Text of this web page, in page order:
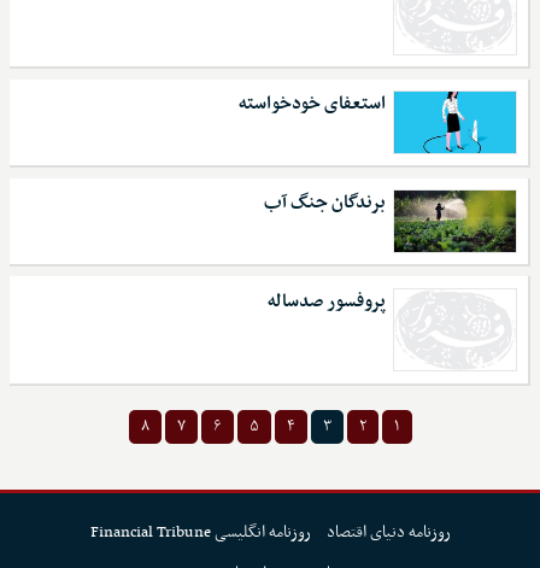
استعفای خودخواسته
برندگان جنگ آب
پروفسور صدساله
۱ ۲ ۳ ۴ ۵ ۶ ۷ ۸
روزنامه دنیای اقتصاد
روزنامه انگلیسی Financial Tribune